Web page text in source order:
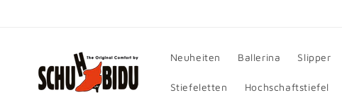
Neuheiten Ballerina Slipper
Stiefeletten Hochschaftstiefel